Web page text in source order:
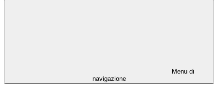
Menu di
navigazione